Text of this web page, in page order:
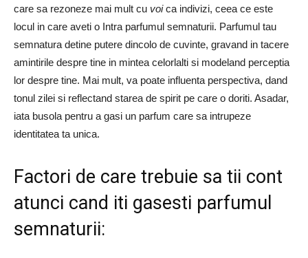
care sa rezoneze mai mult cu voica indivizi, ceea ce este
locul in care aveti o Intra parfumul semnaturii. Parfumul tau
semnatura detine putere dincolo de cuvinte, gravand in tacere
amintirile despre tine in mintea celorlalti si modeland perceptia
lor despre tine. Mai mult, va poate influenta perspectiva, dand
tonul zilei si reflectand starea de spirit pe care o doriti. Asadar,
iata busola pentru a gasi un parfum care sa intrupeze
identitatea ta unica.
Factori de care trebuie sa tii cont
atunci cand iti gasesti parfumul
semnaturii: